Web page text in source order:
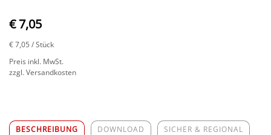
€ 7,05
€ 7,05 / Stück
Preis inkl. MwSt.
zzgl. Versandkosten
BESCHREIBUNG DOWNLOAD SICHER & REGIONAL